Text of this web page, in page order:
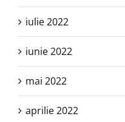
iulie 2022
iunie 2022
mai 2022
aprilie 2022